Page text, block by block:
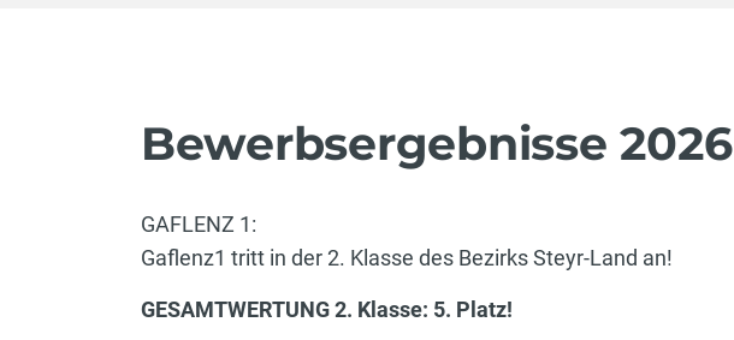
Bewerbsergebnisse 2026
GAFLENZ 1:
Gaflenz1 tritt in der 2. Klasse des Bezirks Steyr-Land an!
GESAMTWERTUNG 2. Klasse: 5. Platz!